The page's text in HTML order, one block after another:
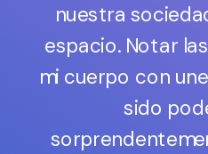
nuestra
espacio. Notar
mi cuerpo con
sido